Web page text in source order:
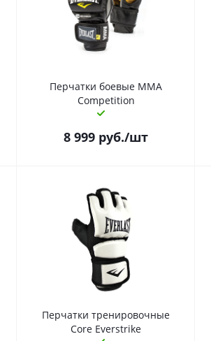
Перчатки боевые MMA
Competition
8 999 руб./шт
Перчатки тренировочные
Core Everstrike